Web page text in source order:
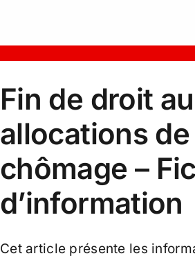
Fin de droit
allocations de
chômage –
d’information
Cet article présente les